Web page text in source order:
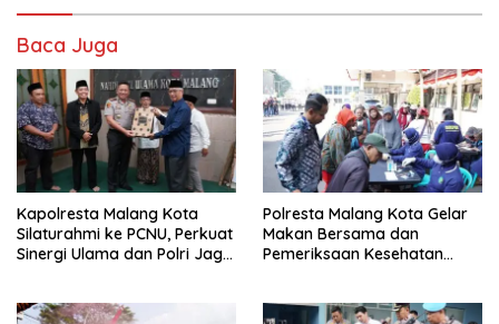
Baca Juga
Kapolresta Malang Kota
Silaturahmi ke PCNU, Perkuat
Sinergi Ulama dan Polri Jaga
Polresta Malang Kota Gelar
Makan Bersama dan
Pemeriksaan Kesehatan